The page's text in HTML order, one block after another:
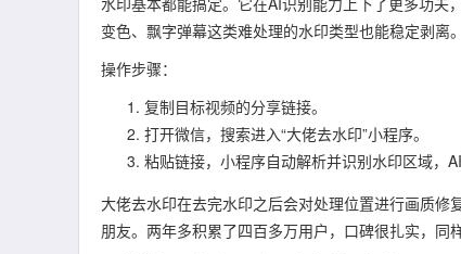
变色、飘字弹幕这类难处理的水印类型也能稳定剥离。
操作步骤：
复制目标视频的分享链接。
打开微信，搜索进入“大佬去水印”小程序。
粘贴链接，小程序自动解析并识别水印区域，
大佬去水印在去完水印之后会对处理位置进行画质
朋友。两年多积累了四百多万用户，口碑很扎实，同